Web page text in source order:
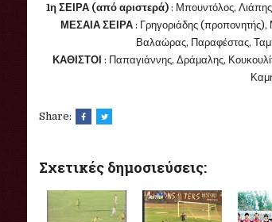
1η ΣΕΙΡΑ (από αριστερά) : Μπουντόλος,
ΜΕΣΑΙΑ ΣΕΙΡΑ: Γρηγοριάδης
Βαλαώρας, Παραφέστας,
ΚΑΘΙΣΤΟΙ : Παπαγιάννης, Δράμαλης,
Share:
Σχετικές δημοσιεύσεις: